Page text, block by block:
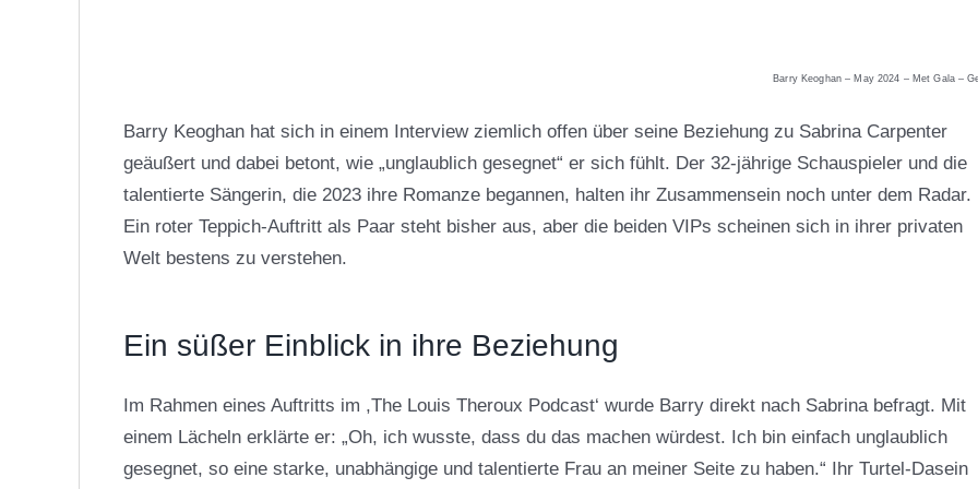
Barry Keoghan – May 2024 – Met Gala –
Barry Keoghan hat sich in einem Interview ziemlich offen über seine Beziehung zu Sabrina Carpenter
geäußert und dabei betont, wie „unglaublich gesegnet“ er sich fühlt. Der 32-jährige Schauspieler und die
talentierte Sängerin, die 2023 ihre Romanze begannen, halten ihr Zusammensein noch unter dem Radar.
Ein roter Teppich-Auftritt als Paar steht bisher aus, aber die beiden VIPs scheinen sich in ihrer privaten
Welt bestens zu verstehen.
Ein süßer Einblick in ihre Beziehung
Im Rahmen eines Auftritts im ,The Louis Theroux Podcast‘ wurde Barry direkt nach Sabrina befragt. Mit
einem Lächeln erklärte er: „Oh, ich wusste, dass du das machen würdest. Ich bin einfach unglaublich
gesegnet, so eine starke, unabhängige und talentierte Frau an meiner Seite zu haben.“ Ihr Turtel-Dasein